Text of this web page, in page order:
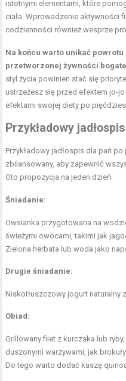
istotnymi elementami, które
ciała. Wprowadzenie aktywności
codzienności również wesprze
Na końcu warto unikać
przetworzonej żywności
styl życia powinien stać się
ustrzeżesz się przed efektem jo-
efektami swojej diety po
Przykładowy jadłospis
Przykładowy jadłospis dla pań
zbilansowany, aby zapewnić
Oto propozycja na jeden dzień:
Śniadanie:
Owsianka przygotowana na
świeżymi owocami, takimi jak
Zielona herbata lub woda jako
Drugie śniadanie:
Niskotłuszczowy jogurt naturalny
Obiad:
Grillowany filet z kurczaka lub
duszonymi warzywami, jak
Do tego warto dodać kaszę